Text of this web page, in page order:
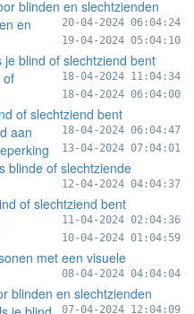
blinden en slechtzienden
20-04-2024 06:04:24
en
19-04-2024 05:04:10
blind of slechtziend bent
18-04-2024 11:04:34
of
18-04-2024 06:04:00
of slechtziend bent
18-04-2024 06:04:47
aan
13-04-2024 07:04:01
blinde of slechtziende
12-04-2024 04:04:37
of slechtziend bent
11-04-2024 02:04:36
10-04-2024 01:04:59
met een visuele
08-04-2024 04:04:04
blinden en slechtzienden
07-04-2024 12:04:09